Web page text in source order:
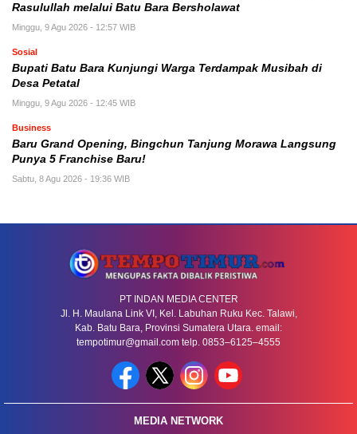
Rasulullah melalui Batu Bara Bersholawat
Minggu, 9 Agu 2026 - 12:57 WIB
Sosial
Bupati Batu Bara Kunjungi Warga Terdampak Musibah di
Desa Petatal
Minggu, 9 Agu 2026 - 12:45 WIB
Business
‎Baru Grand Opening, Bingchun Tanjung Morawa Langsung
Punya 5 Franchise Baru! ‎
Sabtu, 8 Agu 2026 - 19:36 WIB
PT INDAN MEDIA CENTER
Jl. H. Maulana Link VI, Kel. Labuhan Ruku Kec. Talawi,
Kab. Batu Bara, Provinsi Sumatera Utara. email:
tempotimur@gmail.com telp. 0853–6125–4555
MEDIA NETWORK